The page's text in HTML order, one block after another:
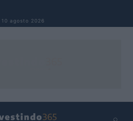
10 agosto 2026
⌕